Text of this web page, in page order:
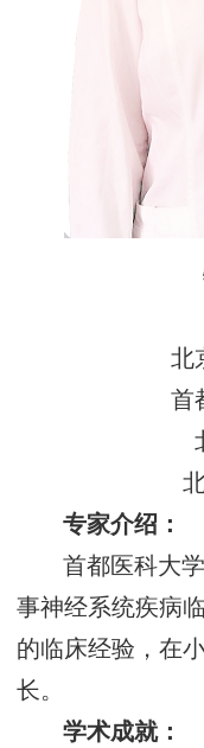
北
首
专家介绍：
首都医科大
事神经系统疾病
的临床经验，在
长。
学术成就：